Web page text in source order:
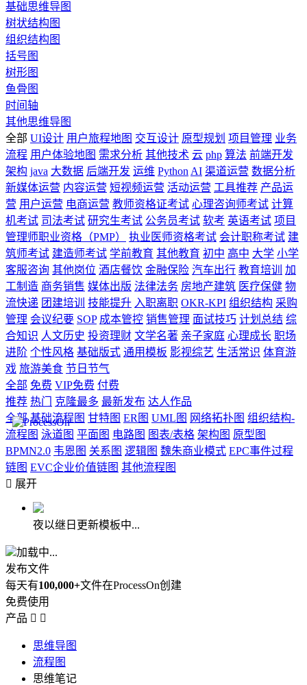
基础思维导图
树状结构图
组织结构图
括号图
树形图
鱼骨图
时间轴
其他思维导图
全部 UI设计 用户旅程地图 交互设计 原型规划 项目管理 业务
流程 用户体验地图 需求分析 其他技术 云 php 算法 前端开发
架构 java 大数据 后端开发 运维 Python AI 渠道运营 数据分析
新媒体运营 内容运营 短视频运营 活动运营 工具推荐 产品运
营 用户运营 电商运营 教师资格证考试 心理咨询师考试 计算
机考试 司法考试 研究生考试 公务员考试 软考 英语考试 项目
管理师职业资格（PMP）
执业医师资格考试 会计职称考试 建
筑师考试 建造师考试 学前教育 其他教育 初中 高中 大学 小学
客服咨询 其他岗位 酒店餐饮 金融保险 汽车出行 教育培训
加
工制造 商务销售 媒体出版 法律法务 房地产建筑 医疗保健 物
流快递 团建培训 技能提升 入职离职 OKR-KPI 组织结构 采购
管理 会议纪要 SOP 成本管控 销售管理 面试技巧 计划总结 综
合知识 人文历史 投资理财 文学名著 亲子家庭 心理成长 职场
进阶 个性风格 基础版式 通用模板 影视综艺 生活常识 体育游
戏 旅游美食 节日节气
全部 免费 VIP免费 付费
推荐 热门 克隆最多 最新发布 达人作品
全部 基础流程图 甘特图 ER图 UML图 网络拓扑图 组织结构-
流程图 泳道图 平面图 电路图 图表/表格 架构图 原型图
BPMN2.0 韦恩图 关系图 逻辑图 魏朱商业模式 EPC事件过程
链图 EVC企业价值链图 其他流程图
 展开
夜以继日更新模板中...
加载中...
发布文件
每天有100,000+文件在ProcessOn创建
免费使用
产品  
思维导图
流程图
思维笔记